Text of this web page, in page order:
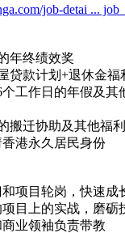
job-detai ...
年终绩效奖
贷款计划+退休金福
工作日的年假及其
搬迁协助及其他福利
港永久居民身份
项目轮岗，快速成
目上的实战，磨砺
业领袖负责带教